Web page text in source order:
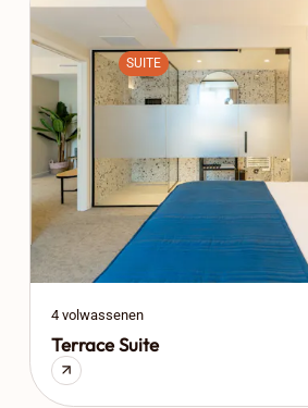
SUITE
4 volwassenen
Terrace Suite